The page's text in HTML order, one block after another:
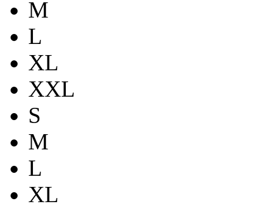
M
L
XL
XXL
S
M
L
XL